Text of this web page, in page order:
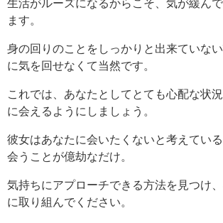
生活がルーズになるからこそ、気が緩ん
ます。
身の回りのことをしっかりと出来ていな
に気を回せなくて当然です。
これでは、あなたとしてとても心配な状
に会えるようにしましょう。
彼女はあなたに会いたくないと考えている
会うことが億劫なだけ。
気持ちにアプローチできる方法を見つけ
に取り組んでください。